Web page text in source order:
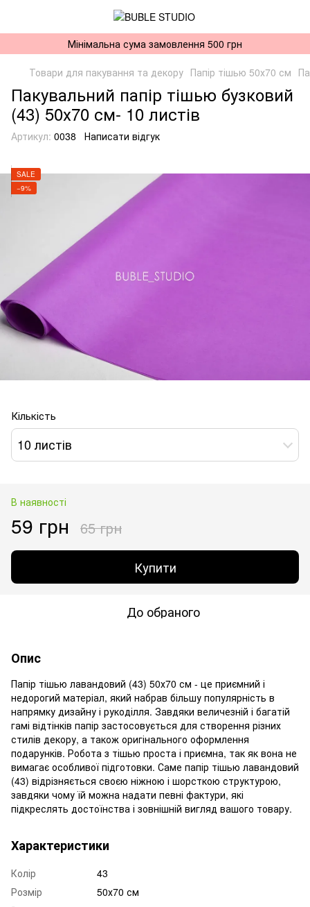
Мінімальна сума замовлення 500 грн
Товари для пакування та декору Папір тішью 50х70 см
Пакувальний папір тішью бузковий
(43) 50х70 см- 10 листів
Артикул: 0038 Написати відгук
SALE
−9%
Кількість
10 листів
В наявності
59 грн 65 грн
Купити
До обраного
Опис
Папір тішью лавандовий (43) 50х70 см - це приємний і
недорогий матеріал, який набрав більшу популярність в
напрямку дизайну і рукоділля. Завдяки величезній і багатій
гамі відтінків папір застосовується для створення різних
стилів декору, а також оригінального оформлення
подарунків. Робота з тішью проста і приємна, так як вона не
вимагає особливої підготовки. Саме папір тішью лавандовий
(43) відрізняється своєю ніжною і шорсткою структурою,
завдяки чому їй можна надати певні фактури, які
підкреслять достоїнства і зовнішній вигляд вашого товару.
Характеристики
Колір
43
Розмір
50х70 см